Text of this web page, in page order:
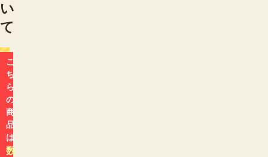
い
て
こ
ち
ら
の
商
品
は
数